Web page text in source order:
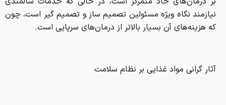
نیازمند نگاه ویژه مسئولین تصمیم ساز و تصمیم گیر است، چون
که هزینه‌های آن بسیار بالاتر از درمان‌های سرپایی است.
آثار گرانی مواد غذایی بر نظام سلامت